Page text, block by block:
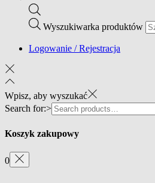
Wyszukiwarka produktów
Logowanie / Rejestracja
Wpisz, aby wyszukać
Search for:>
Koszyk zakupowy
0